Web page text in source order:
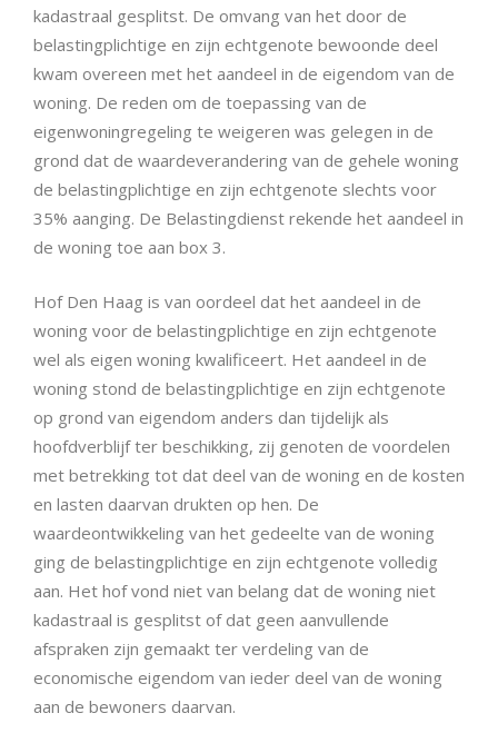
kadastraal gesplitst. De omvang van het door de
belastingplichtige en zijn echtgenote bewoonde deel
kwam overeen met het aandeel in de eigendom van de
woning. De reden om de toepassing van de
eigenwoningregeling te weigeren was gelegen in de
grond dat de waardeverandering van de gehele woning
de belastingplichtige en zijn echtgenote slechts voor
35% aanging. De Belastingdienst rekende het aandeel in
de woning toe aan box 3.
Hof Den Haag is van oordeel dat het aandeel in de
woning voor de belastingplichtige en zijn echtgenote
wel als eigen woning kwalificeert. Het aandeel in de
woning stond de belastingplichtige en zijn echtgenote
op grond van eigendom anders dan tijdelijk als
hoofdverblijf ter beschikking, zij genoten de voordelen
met betrekking tot dat deel van de woning en de kosten
en lasten daarvan drukten op hen. De
waardeontwikkeling van het gedeelte van de woning
ging de belastingplichtige en zijn echtgenote volledig
aan. Het hof vond niet van belang dat de woning niet
kadastraal is gesplitst of dat geen aanvullende
afspraken zijn gemaakt ter verdeling van de
economische eigendom van ieder deel van de woning
aan de bewoners daarvan.